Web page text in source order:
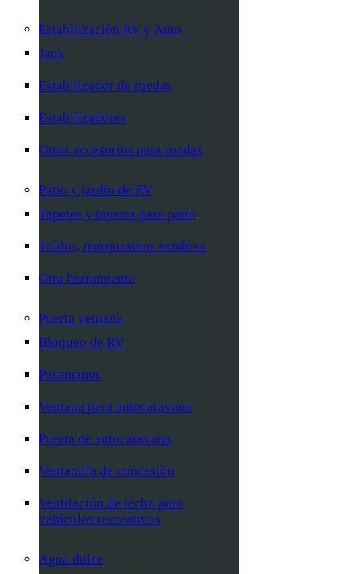
Estabilización RV y Auto
Jack
Estabilizador de ruedas
Estabilizadores
Otros accesorios para ruedas
Patio y jardín de RV
Tapetes y tapetes para patio
Toldos, marquesinas sombras
Otra herramienta
Puerta ventana
Bloqueo de RV
Pasamanos
Ventana para autocaravana
Puerta de autocaravana
Ventanilla de concesión
Ventilación de techo para
vehículos recreativos
Agua dulce